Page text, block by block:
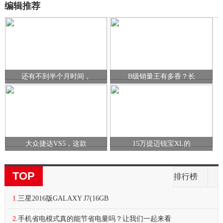
编辑推荐
还有不到半个月时间， B级销量王有多香？长
大众捷达VS5，这款 15万提迈锐宝XL的
TOP 排行榜
1. 三星2016版GALAXY J7(16GB
2. 手机省电模式真的能节省电量吗？让我们一起来看